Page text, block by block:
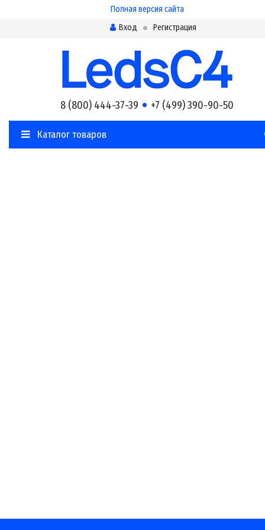
Полная версия сайта
Вход
Регистрация
8 (800) 444-37-39 +7 (499) 390-90-50
Каталог товаров